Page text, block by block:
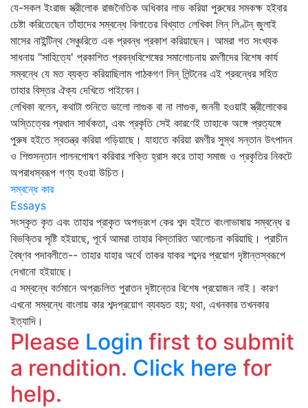
যে-সকল ইংরাজ স্ত্রীলোক রাজনৈতিক অধিকার লাভ করিয়া পুরুষের সমকক্ষ হইবার
চেষ্টা করিতেছেন তাঁহাদের সম্বন্ধে বিলাতের বিখ্যাত লেখিকা লিন্‌ লিণ্টন্‌ জুলাই
মাসের নাইন্টিন্থ সেঞ্চুরিতে এক প্রবন্ধ প্রকাশ করিয়াছেন। আমরা গত সংখ্যক
সাধনায় "সাহিত্যে' প্রকাশিত প্রবন্ধবিশেষের সমালোচনায় রমণীদের বিশেষ কার্য
সম্বন্ধে যে মত ব্যক্ত করিয়াছিলাম পাঠকগণ লিন্‌ লিন্টনের এই প্রবন্ধের সহিত
তাহার বিস্তর ঐক্য দেখিতে পাইবেন।
লেখিকা বলেন, কথাটা শুনিতে ভালো লাগুক বা না লাগুক, জননী হওয়াই স্ত্রীলোকের
অস্তিত্বের প্রধান সার্থকতা, এবং প্রকৃতি সেই কারণেই তাহাকে অঙ্গে প্রত্যঙ্গে
পুরুষ হইতে স্বতন্ত্র করিয়া গড়িয়াছে। যাহাতে করিয়া রমণীর সুস্থ সন্তান উৎপাদন
ও শিশুসন্তান পালনপোষণ করিবার শক্তি হ্রাস করে তাহা সমাজ ও প্রকৃতির নিকটে
অপরাধস্বরূপ গণ্য হওয়া উচিত।
সম্বন্ধে কার
Essays
সংস্কৃত কৃত এবং তাহার প্রাকৃত অপভ্রংশ কের শব্দ হইতে বাংলাভাষায় সম্বন্ধে র
বিভক্তির সৃষ্টি হইয়াছে, পূর্বে আমরা তাহার বিস্তারিত আলোচনা করিয়াছি। প্রাচীন
বৈষ্ণব পদাবলীতে-- তাহার যাহার অর্থে তাকর যাকর শব্দের প্রয়োগ দৃষ্টান্তস্বরূপে
দেখানো হইয়াছে।
এ সম্বন্ধে বর্তমানে অপ্রচলিত পুরাতন দৃষ্টান্তের বিশেষ প্রয়োজন নাই। কারণ
এখনো সম্বন্ধে বাংলায় কার শব্দপ্রয়োগ ব্যবহৃত হয়; যথা, এখনকার তখনকার
ইত্যাদি।
Please Login first to submit
a rendition. Click here for
help.